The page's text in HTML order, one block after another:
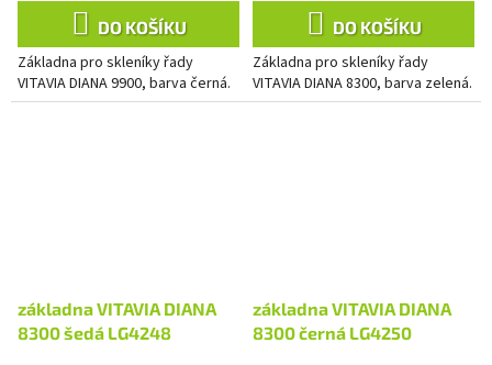
DO KOŠÍKU
Základna pro skleníky řady
VITAVIA DIANA 9900, barva černá.
DO KOŠÍKU
Základna pro skleníky řady
VITAVIA DIANA 8300, barva zelená.
základna VITAVIA DIANA
8300 šedá LG4248
základna VITAVIA DIANA
8300 černá LG4250